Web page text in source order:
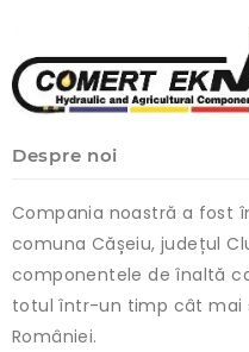
Despre noi
Compania noastră a fost
comuna Cășeiu, județul
componentele de înaltă
totul într-un timp cât mai
României.